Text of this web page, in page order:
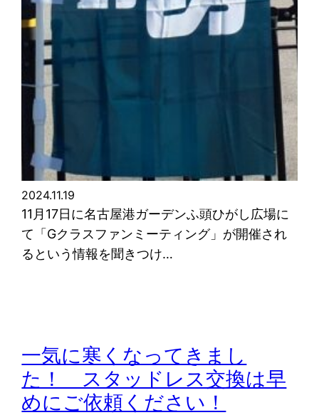
2024.11.19
11月17日に名古屋港ガーデンふ頭ひがし広場に
て「Gクラスファンミーティング」が開催され
るという情報を聞きつけ…
一気に寒くなってきまし
た！ スタッドレス交換は早
めにご依頼ください！